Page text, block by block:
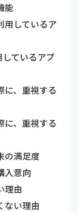
能
用しているア
ているアプ
に、重視する
に、重視する
の満足度
入意向
理由
ない理由